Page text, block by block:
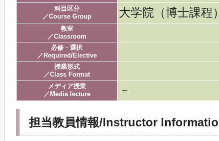
科目区分
／Course Group
大学院（博士課
教室
／Classroom
必修・選択
／Required/Elective
授業形式
／Class Format
メディア授業
／Media lecture
－
担当教員情報/Instructor